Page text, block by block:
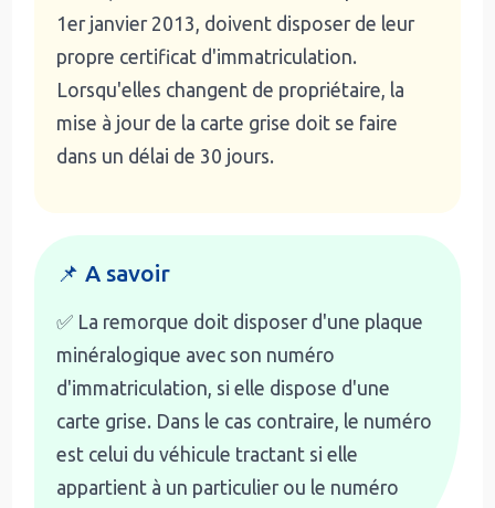
1er janvier 2013, doivent disposer de leur
propre certificat d'immatriculation.
Lorsqu'elles changent de propriétaire, la
mise à jour de la carte grise doit se faire
dans un délai de 30 jours.
📌 A savoir
✅ La remorque doit disposer d'une plaque
minéralogique avec son numéro
d'immatriculation, si elle dispose d'une
carte grise. Dans le cas contraire, le numéro
est celui du véhicule tractant si elle
appartient à un particulier ou le numéro